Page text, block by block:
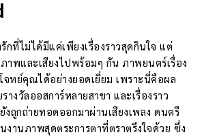
ที่ไม่ได้มีแค่เพียงเรื่องราวสุดกินใจ แต่
าพและเสียงไปพร้อมๆ กัน ภาพยนตร์เรื่อง
จทย์คุณได้อย่างยอดเยี่ยม เพราะนี่คือผล
งวัลออสการ์หลายสาขา และเรื่องราว
งถูกถ่ายทอดออกมาผ่านเสียงเพลง ดนตรี
านภาพสุดตระการตาที่ตราตรึงใจด้วย ซึ่ง